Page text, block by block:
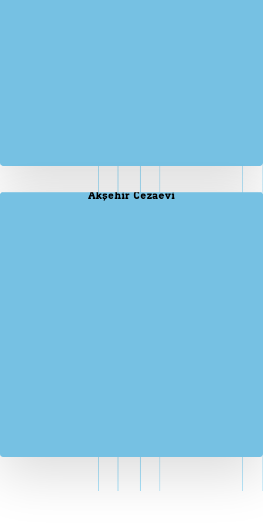
Akşehir Cezaevi